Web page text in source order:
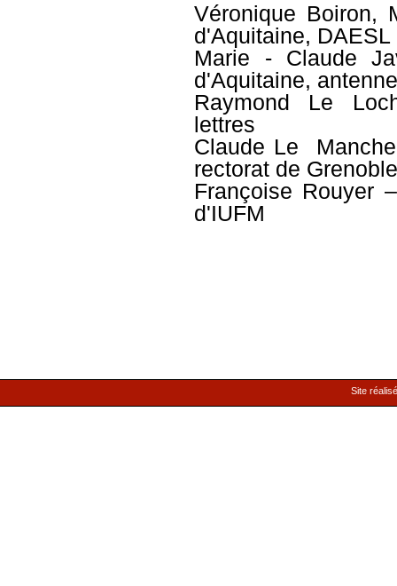
Véronique Boiron,
d'Aquitaine,
Marie - Claude
d'Aquitaine,
Raymond Le
lettres
Claude Le
rectorat de
Françoise Rouyer
d'IUFM
Site